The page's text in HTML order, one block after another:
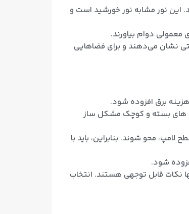
این نور مشابه نور خورشید است و
نشان می‌دهند و برای فضاهایی
های بسته و کوچک مشکل ساز
محو شوند. بنابراین، باید با
شود.
نکات قابل توجهی هستند. انتخاب